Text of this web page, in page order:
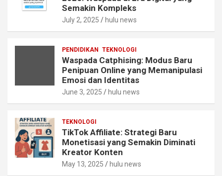
Semakin Kompleks
July 2, 2025 hulu news
PENDIDIKAN TEKNOLOGI
Waspada Catphising: Modus Baru
Penipuan Online yang Memanipulasi
Emosi dan Identitas
June 3, 2025 hulu news
TEKNOLOGI
TikTok Affiliate: Strategi Baru
Monetisasi yang Semakin Diminati
Kreator Konten
May 13, 2025 hulu news